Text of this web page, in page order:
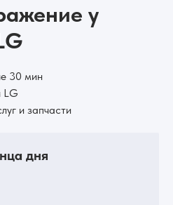
у
30 мин
LG
и запчасти
дня